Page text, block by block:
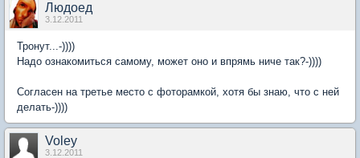
Людоед
3.12.2011
Тронут...-))))
Надо ознакомиться самому, может оно и впрямь ниче так?-))))
Согласен на третье место с фоторамкой, хотя бы знаю, что с ней
делать-))))
Voley
3.12.2011